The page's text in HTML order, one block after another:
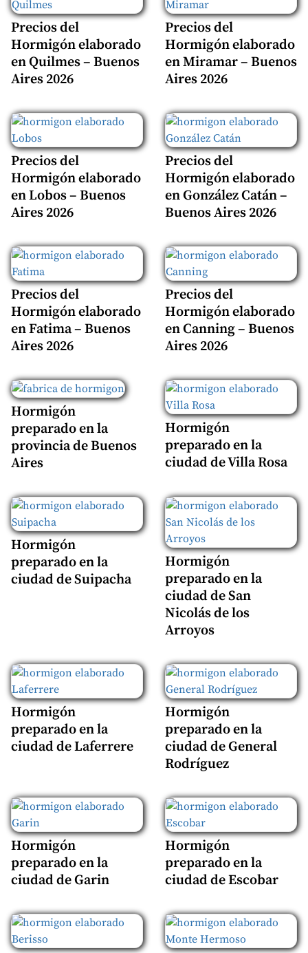
Precios del
Hormigón elaborado
en Quilmes – Buenos
Aires 2026
Precios del
Hormigón elaborado
en Miramar – Buenos
Aires 2026
Precios del
Hormigón elaborado
en Lobos – Buenos
Aires 2026
Precios del
Hormigón elaborado
en González Catán –
Buenos Aires 2026
Precios del
Hormigón elaborado
en Fatima – Buenos
Aires 2026
Precios del
Hormigón elaborado
en Canning – Buenos
Aires 2026
Hormigón
preparado en la
provincia de Buenos
Aires
Hormigón
preparado en la
ciudad de Villa Rosa
Hormigón
preparado en la
ciudad de Suipacha
Hormigón
preparado en la
ciudad de San
Nicolás de los
Arroyos
Hormigón
preparado en la
ciudad de Laferrere
Hormigón
preparado en la
ciudad de General
Rodríguez
Hormigón
preparado en la
ciudad de Garin
Hormigón
preparado en la
ciudad de Escobar